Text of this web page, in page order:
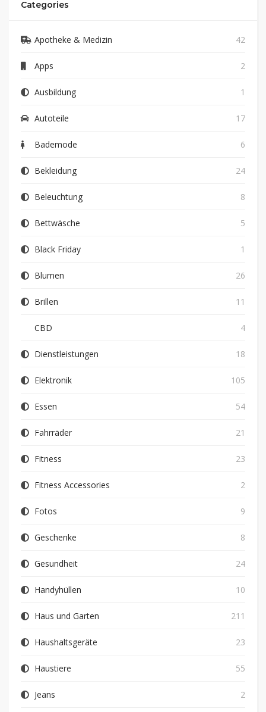
Categories
Apotheke & Medizin 42
Apps 2
Ausbildung 1
Autoteile 17
Bademode 6
Bekleidung 24
Beleuchtung 8
Bettwäsche 5
Black Friday 1
Blumen 26
Brillen 11
CBD 4
Dienstleistungen 18
Elektronik 105
Essen 54
Fahrräder 21
Fitness 23
Fitness Accessories 2
Fotos 9
Geschenke 8
Gesundheit 24
Handyhüllen 10
Haus und Garten 211
Haushaltsgeräte 23
Haustiere 55
Jeans 2